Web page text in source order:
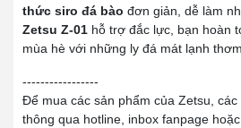
thức siro đá bào đơn giản, dễ làm
Zetsu Z-01 hỗ trợ đắc lực, bạn hoàn
mùa hè với những ly đá mát lạnh
-----------------
Để mua các sản phẩm của Zetsu,
thông qua hotline, inbox fanpage